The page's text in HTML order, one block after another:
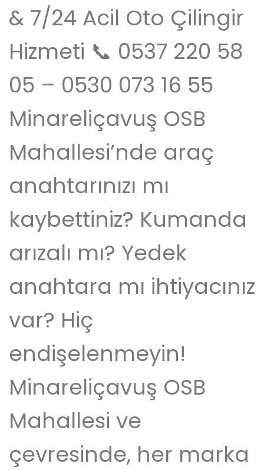
& 7/24 Acil Oto Çilingir
Hizmeti 📞 0537 220 58
05 – 0530 073 16 55
Minareliçavuş OSB
Mahallesi’nde araç
anahtarınızı mı
kaybettiniz? Kumanda
arızalı mı? Yedek
anahtara mı ihtiyacınız
var? Hiç
endişelenmeyin!
Minareliçavuş OSB
Mahallesi ve
çevresinde, her marka